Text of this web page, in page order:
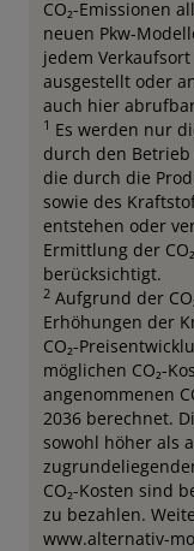
CO₂-Emissionen
neuen Pkw-
jedem
ausgestellt oder
auch hier
1 Es werden nur
durch den Betrieb
die durch die
sowie des
entstehen oder
Ermittlung der
berücksichtigt.
2 Aufgrund der
Erhöhungen der
CO₂-
möglichen CO₂-
angenommenen
2036 berechnet.
sowohl höher als
CO₂-Kosten sind
zu bezahlen.
www.alternativ-